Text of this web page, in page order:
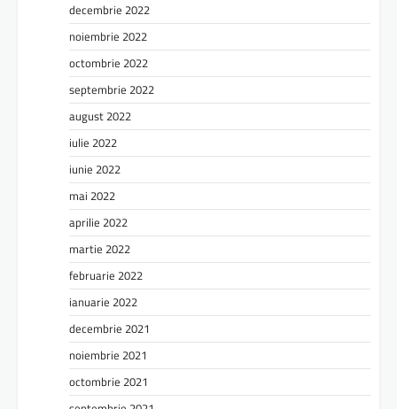
decembrie 2022
noiembrie 2022
octombrie 2022
septembrie 2022
august 2022
iulie 2022
iunie 2022
mai 2022
aprilie 2022
martie 2022
februarie 2022
ianuarie 2022
decembrie 2021
noiembrie 2021
octombrie 2021